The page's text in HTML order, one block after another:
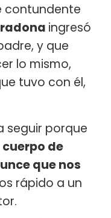
contundente
ingresó
y que
lo mismo,
tuvo con él,
seguir porque
de
que nos
rápido a un